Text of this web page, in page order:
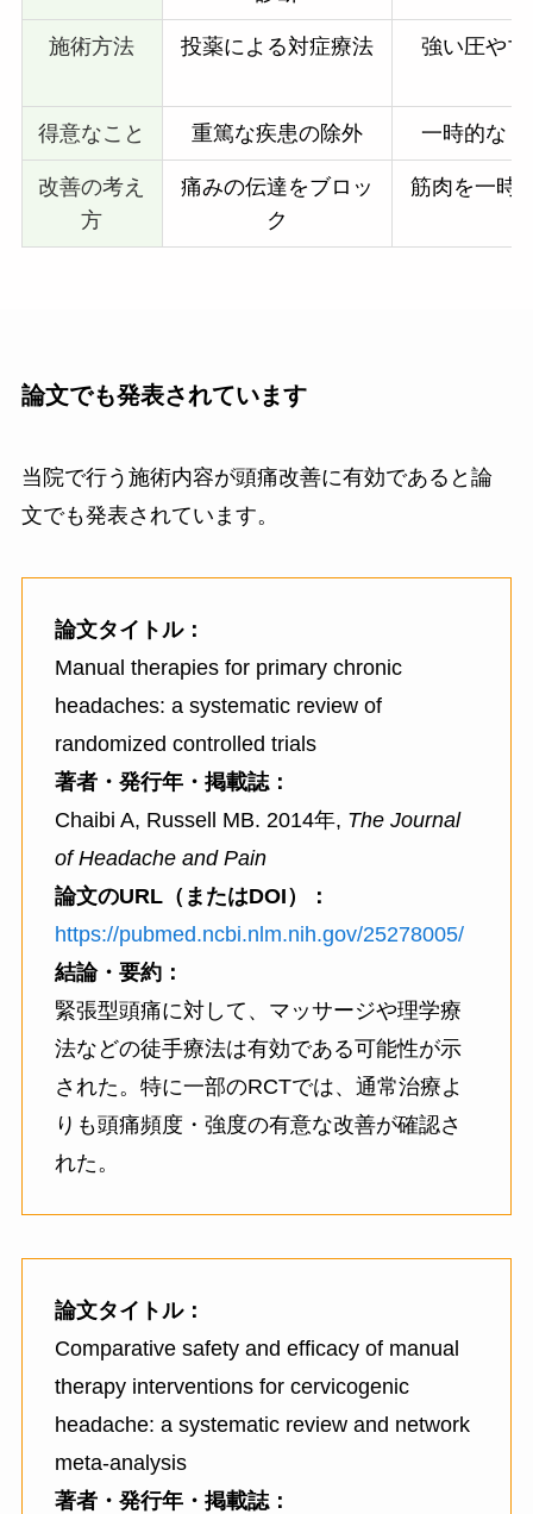
施術方法 投薬による対症療法 強い圧や
得意なこと 重篤な疾患の除外 一時的な
改善の考え
方
痛みの伝達をブロッ
ク
筋肉を一時
論文でも発表されています
当院で行う施術内容が頭痛改善に有効であると論
文でも発表されています。
論文タイトル：
Manual therapies for primary chronic
headaches: a systematic review of
randomized controlled trials
著者・発行年・掲載誌：
Chaibi A, Russell MB. 2014年, The Journal
of Headache and Pain
論文のURL（またはDOI）：
https://pubmed.ncbi.nlm.nih.gov/25278005/
結論・要約：
緊張型頭痛に対して、マッサージや理学療
法などの徒手療法は有効である可能性が示
された。特に一部のRCTでは、通常治療よ
りも頭痛頻度・強度の有意な改善が確認さ
れた。
論文タイトル：
Comparative safety and efficacy of manual
therapy interventions for cervicogenic
headache: a systematic review and network
meta-analysis
著者・発行年・掲載誌：